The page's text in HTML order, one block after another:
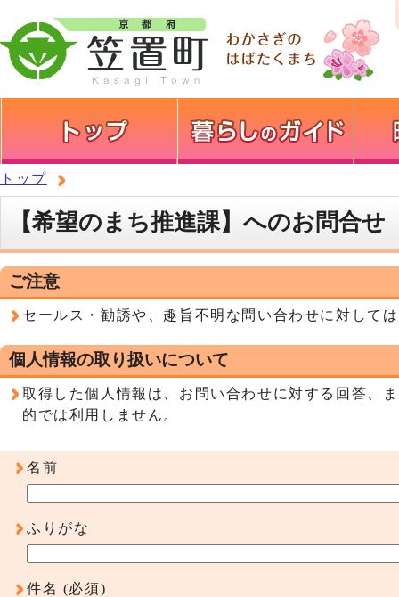
トップ
【希望のまち推進課】へのお問合せ
ご注意
セールス・勧誘や、趣旨不明な問い合わせに対して
個人情報の取り扱いについて
取得した個人情報は、お問い合わせに対する回答、
的では利用しません。
名前
ふりがな
件名 (必須)